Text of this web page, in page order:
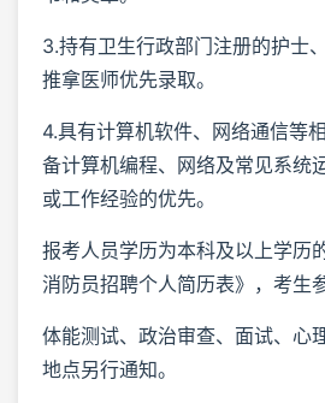
3.持有卫生行政部门注册的护士
推拿医师优先录取。
4.具有计算机软件、网络通信等
备计算机编程、网络及常见系统
或工作经验的优先。
报考人员学历为本科及以上学历
消防员招聘个人简历表》，考生
体能测试、政治审查、面试、心
地点另行通知。